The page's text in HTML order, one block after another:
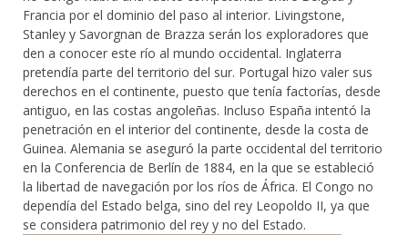
Francia por el dominio del paso al interior. Livingstone,
Stanley y Savorgnan de Brazza serán los exploradores que
den a conocer este río al mundo occidental. Inglaterra
pretendía parte del territorio del sur. Portugal hizo valer sus
derechos en el continente, puesto que tenía factorías, desde
antiguo, en las costas angoleñas. Incluso España intentó la
penetración en el interior del continente, desde la costa de
Guinea. Alemania se aseguró la parte occidental del territorio
en la Conferencia de Berlín de 1884, en la que se estableció
la libertad de navegación por los ríos de África. El Congo no
dependía del Estado belga, sino del rey Leopoldo II, ya que
se considera patrimonio del rey y no del Estado.